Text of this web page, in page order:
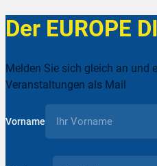
Der EUROPE
Melden Sie sich gleich an und
Veranstaltungen als Mail
Vorname